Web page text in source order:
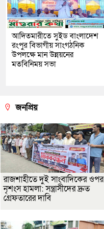
আদিতমারীতে সুইড বাংলাদেশ
রংপুর বিভাগীয় সাংগঠনিক
উপলক্ষে মান উন্নয়নের
মতবিনিময় সভা
জনপ্রিয়
রাজশাহীতে দুই সাংবাদিকের ওপর
নৃশংস হামলা: সন্ত্রাসীদের দ্রুত
গ্রেফতারের দাবি